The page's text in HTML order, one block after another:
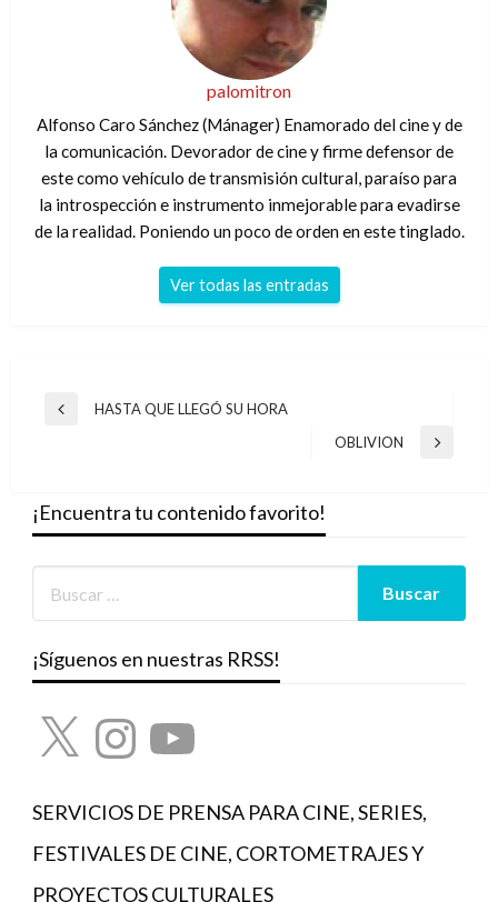
palomitron
Alfonso Caro Sánchez (Mánager) Enamorado del cine y de
la comunicación. Devorador de cine y firme defensor de
este como vehículo de transmisión cultural, paraíso para
la introspección e instrumento inmejorable para evadirse
de la realidad. Poniendo un poco de orden en este tinglado.
Ver todas las entradas
Navegación
Entrada
HASTA QUE LLEGÓ SU HORA
Entrada
OBLIVION
¡Encuentra tu contenido favorito!
¡Síguenos en nuestras RRSS!
X InstagramYouTube
SERVICIOS DE PRENSA PARA CINE, SERIES,
FESTIVALES DE CINE, CORTOMETRAJES Y
PROYECTOS CULTURALES